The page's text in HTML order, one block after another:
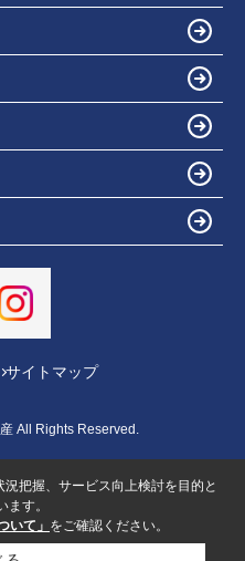
サイトマップ
All Rights Reserved.
把握、サービス向上検討を目的と
す。
いて」 をご確認ください。